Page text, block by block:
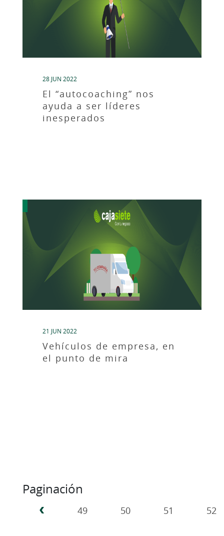
28 JUN 2022
El “autocoaching” nos
ayuda a ser líderes
inesperados
21 JUN 2022
Vehículos de empresa, en
el punto de mira
Paginación
‹ 49 50 51 52